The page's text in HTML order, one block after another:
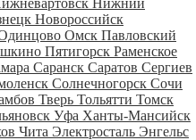
Нижний
Новороссийск
Омск Павловский
Пятигорск Раменское
Саранск Саратов Сергиев
Солнечногорск Сочи
Тверь Тольятти Томск
Уфа Ханты-Мансийск
Чита Электросталь Энгельс